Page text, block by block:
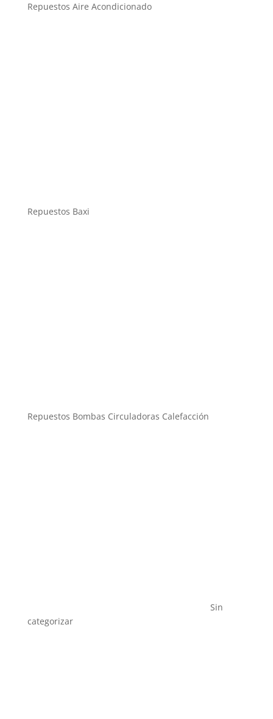
Repuestos Aire Acondicionado
Repuestos Baxi
Repuestos Bombas Circuladoras Calefacción
Sin
categorizar